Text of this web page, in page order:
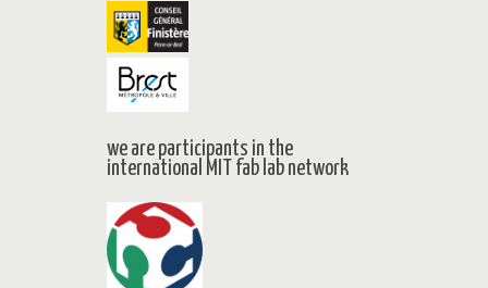
we are participants in the
international MIT fab lab network